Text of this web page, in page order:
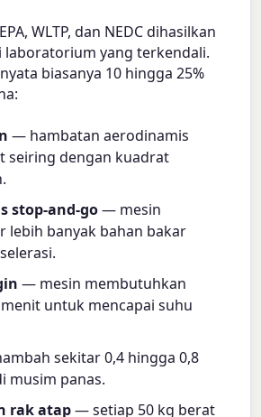
WLTP, dan NEDC dihasilkan
laboratorium yang terkendali.
biasanya 10 hingga 25%
— hambatan aerodinamis
seiring dengan kuadrat
stop-and-go— mesin
lebih banyak bahan bakar
— mesin membutuhkan
untuk mencapai suhu
sekitar 0,4 hingga 0,8
musim panas.
rak atap— setiap 50 kg berat